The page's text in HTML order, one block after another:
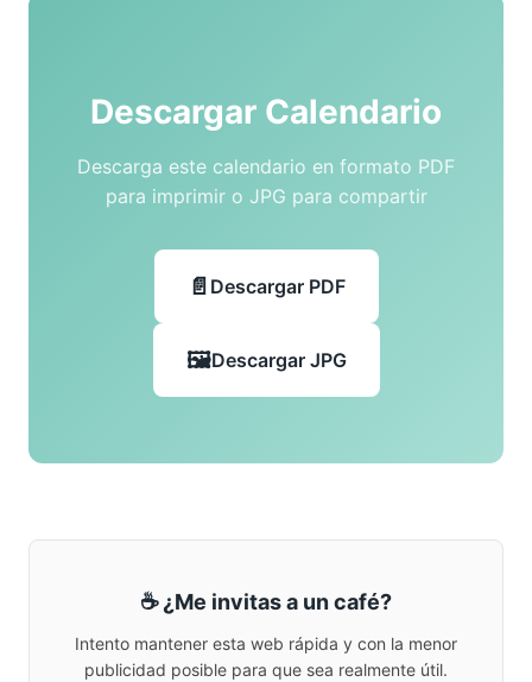
Descargar Calendario
Descarga este calendario en formato PDF
para imprimir o JPG para compartir
Descargar PDF
Descargar JPG
☕ ¿Me invitas a un café?
Intento mantener esta web rápida y con la menor
publicidad posible para que sea realmente útil.